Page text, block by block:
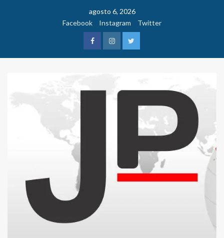
agosto 6, 2026
Facebook
Instagram Twitter
FacebookInstagramTwitter